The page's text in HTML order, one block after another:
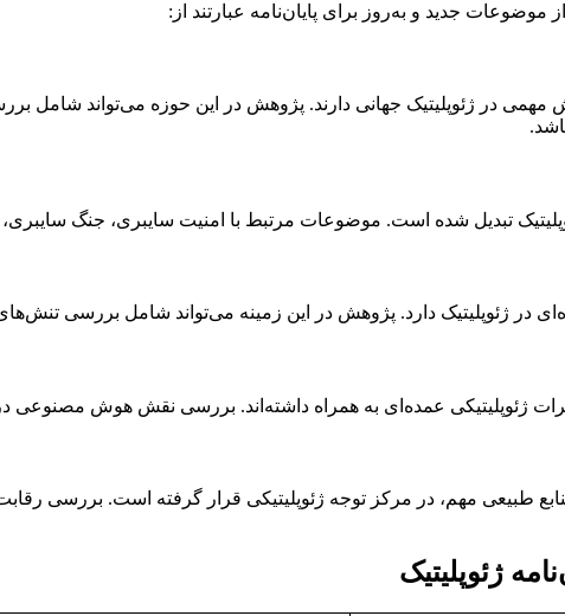
موضوعات جدید و به‌روز برای پایان‌نامه عبارتند از:
در ژئوپلیتیک جهانی دارند. پژوهش در این حوزه می‌تواند شامل
تبدیل شده است. موضوعات مرتبط با امنیت سایبری، جنگ سایبری، و
در ژئوپلیتیک دارد. پژوهش در این زمینه می‌تواند شامل بررسی تنش‌های
ژئوپلیتیکی عمده‌ای به همراه داشته‌اند. بررسی نقش هوش مصنوعی در
طبیعی مهم، در مرکز توجه ژئوپلیتیکی قرار گرفته است. بررسی
ژئوپلیتیک